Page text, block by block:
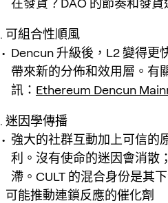
在發貨？DAO 的節奏和發貨
可組合性順風
Dencun 升級後，L2 變得更
帶來新的分佈和效用層。有
訊： Ethereum Dencun
迷因學傳播
強大的社群互動加上可信的
利。沒有使命的迷因會消散
滯。CULT 的混合身份是其下
可能推動連鎖反應的催化劑